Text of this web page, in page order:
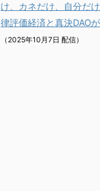
け、カネだけ、自分だ
律評価経済と真決DAO
（2025年10月7日 配信）